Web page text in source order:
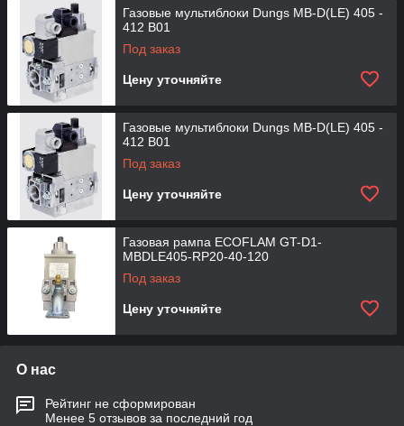
Газовые мультиблоки Dungs MB-D(LE) 405 -
412 B01
Под заказ
Цену уточняйте
Газовые мультиблоки Dungs MB-D(LE) 405 -
412 B01
Под заказ
Цену уточняйте
Газовая рампа ECOFLAM GT-D1-
MBDLE405-RP20-40-120
Под заказ
Цену уточняйте
О нас
Рейтинг не сформирован
Менее 5 отзывов за последний год